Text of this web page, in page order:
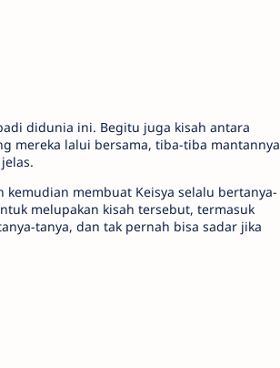
didunia ini. Begitu juga kisah antara
mereka lalui bersama, tiba-tiba mantannya
membuat Keisya selalu bertanya-
melupakan kisah tersebut, termasuk
tanya, dan tak pernah bisa sadar jika